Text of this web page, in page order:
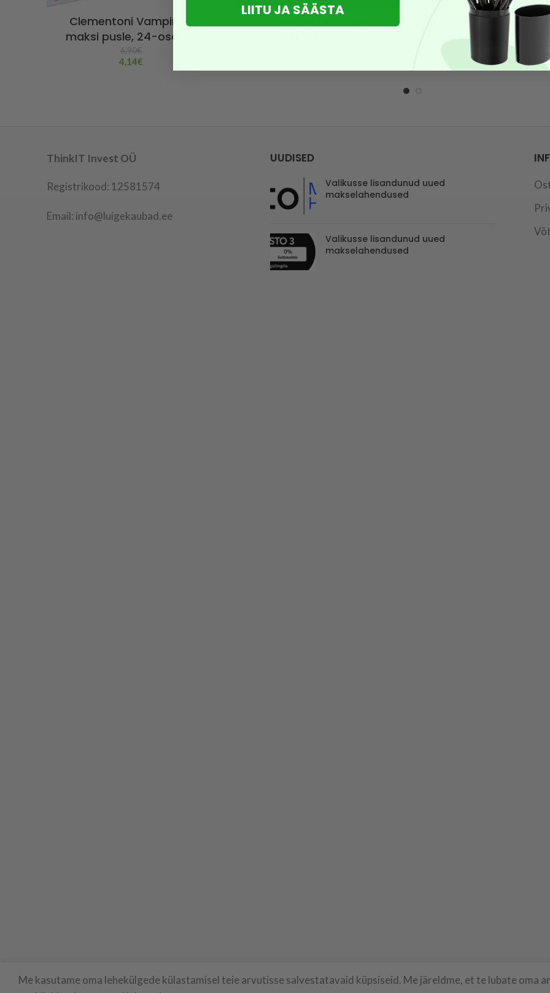
Clementoni Vampirina
maksi pusle, 24-osaline
6,90€
4,14€
Pusle raamiga
One Way, 250-
12,90 €
7,74 €
ThinkIT Invest OÜ
Registrikood: 12581574
Email: info@luigekaubad.ee
UUDISED
Valikusse lisandunud uued
makselahendused
Valikusse lisandunud uued
makselahendused
Me kasutame oma lehekülgede külastamisel teie arvutisse salvestatavaid küpsiseid. Me järeldme, et te lubate oma
LIITU JA SÄÄSTA